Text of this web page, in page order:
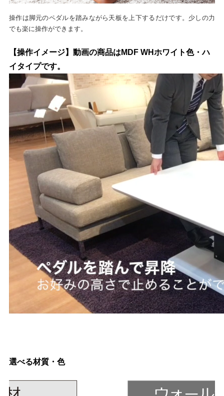
操作は脚元のペダルを踏みながら天板を上下するだけです。少しの力
でも楽に操作ができます。
【操作イメージ】動画の商品はMDF WHホワイト色・ハ
イタイプです。
選べる材質・色